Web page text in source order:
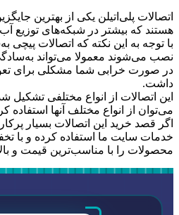
اتصالات پلی‌اتیلن یکی از بهترین
هستند که بیشتر در شبکه‌های توزیع
با توجه به این نکته که اتصالات
نصب می‌شوند معمولا می‌تواند
در صورت خرابی شما مشکلی برای
داشت.
این اتصالات از انواع مختلفی تشکیل
می‌توان از انواع مختلف آنها استفاده
اگر قصد خرید این اتصالات بسیار
خدمات سایت ما استفاده کرده و با
محصولات را با مناسب‌ترین قیمت و